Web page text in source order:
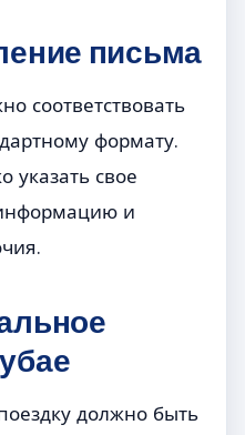
письма
соответствовать
формату.
указать свое
и
должно быть